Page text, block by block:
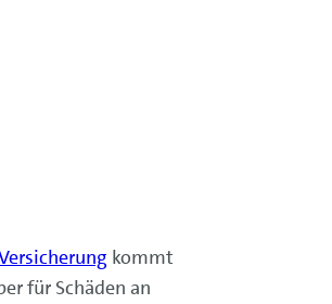
kommt
für Schäden an